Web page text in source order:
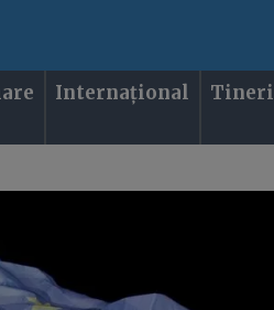
Internațional Tineri